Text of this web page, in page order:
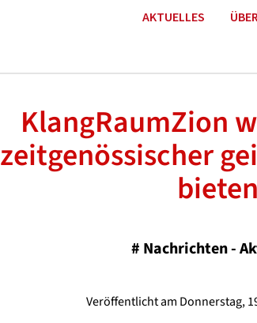
AKTUELLES
KlangRaumZion
zeitgenössischer
bieten
# Nachrichten -
Veröffentlicht am Donnerstag,